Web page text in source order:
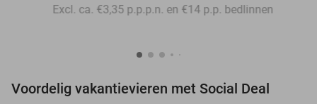
Excl. ca. €3,35 p.p.p.n. en €14 p.p. bedlinnen
Voordelig vakantievieren met Social Deal